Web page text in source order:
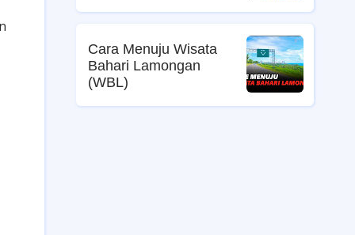
Cara Menuju Wisata
Bahari Lamongan
(WBL)